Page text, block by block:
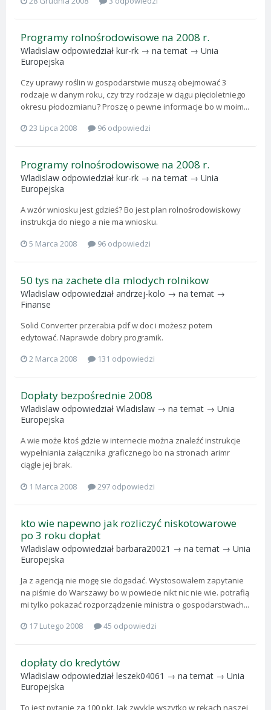
Programy rolnośrodowisowe na 2008 r.
Wladislaw odpowiedział kur-rk → na temat → Unia
Europejska
Czy uprawy roślin w gospodarstwie muszą obejmować 3
rodzaje w danym roku, czy trzy rodzaje w ciągu pięcioletniego
okresu płodozmianu? Proszę o pewne informacje bo w moim...
23 Lipca 2008
96 odpowiedzi
Programy rolnośrodowisowe na 2008 r.
Wladislaw odpowiedział kur-rk → na temat → Unia
Europejska
A wzór wniosku jest gdzieś? Bo jest plan rolnośrodowiskowy
instrukcja do niego a nie ma wniosku.
5 Marca 2008
96 odpowiedzi
50 tys na zachete dla mlodych rolnikow
Wladislaw odpowiedział andrzej-kolo → na temat →
Finanse
Solid Converter przerabia pdf w doc i możesz potem
edytować. Naprawde dobry programik.
2 Marca 2008
131 odpowiedzi
Dopłaty bezpośrednie 2008
Wladislaw odpowiedział Wladislaw → na temat → Unia
Europejska
A wie może ktoś gdzie w internecie można znaleźć instrukcje
wypełniania załącznika graficznego bo na stronach arimr
ciągle jej brak.
1 Marca 2008
297 odpowiedzi
kto wie napewno jak rozliczyć niskotowarowe
po 3 roku dopłat
Wladislaw odpowiedział barbara20021 → na temat → Unia
Europejska
Ja z agencją nie mogę sie dogadać. Wystosowałem zapytanie
na piśmie do Warszawy bo w powiecie nikt nic nie wie. potrafią
mi tylko pokazać rozporządzenie ministra o gospodarstwach...
17 Lutego 2008
45 odpowiedzi
dopłaty do kredytów
Wladislaw odpowiedział leszek04061 → na temat → Unia
Europejska
To jest pytanie za 100 pkt. Jak zwykle wszytko w rękach naszej